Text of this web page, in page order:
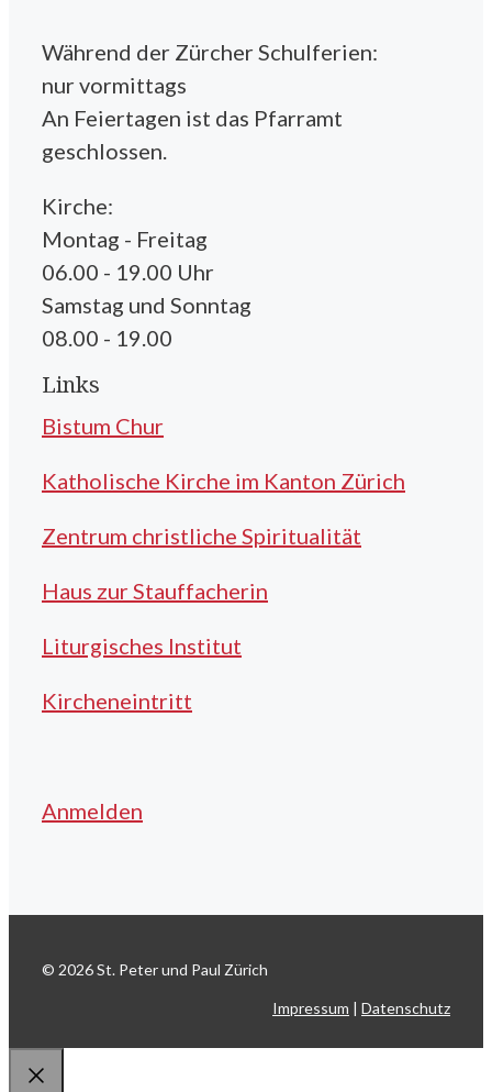
Während der Zürcher Schulferien:
nur vormittags
An Feiertagen ist das Pfarramt
geschlossen.
Kirche:
Montag - Freitag
06.00 - 19.00 Uhr
Samstag und Sonntag
08.00 - 19.00
Links
Bistum Chur
Katholische Kirche im Kanton Zürich
Zentrum christliche Spiritualität
Haus zur Stauffacherin
Liturgisches Institut
Kircheneintritt
Anmelden
© 2026 St. Peter und Paul Zürich
Impressum | Datenschutz